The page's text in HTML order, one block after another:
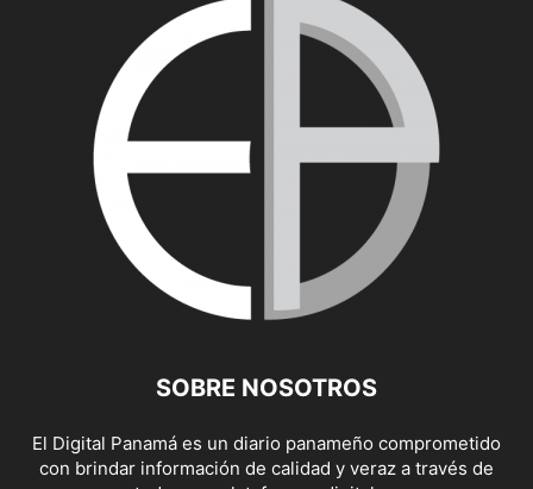
SOBRE NOSOTROS
El Digital Panamá es un diario panameño comprometido
con brindar información de calidad y veraz a través de